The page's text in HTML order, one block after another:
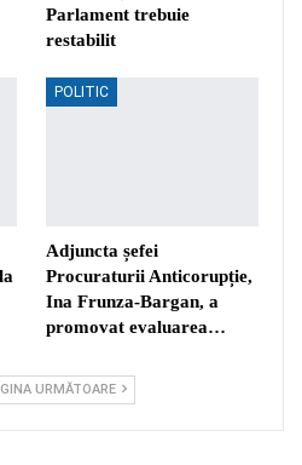
Parlament trebuie
restabilit
POLITIC
Adjuncta șefei
Procuraturii Anticorupție,
Ina Frunza-Bargan, a
promovat evaluarea…
URMĂTOARE